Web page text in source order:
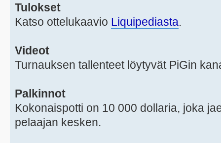
Tulokset
Katso ottelukaavio Liquipediasta.
Videot
Turnauksen tallenteet löytyvät PiGin
Palkinnot
Kokonaispotti on 10 000 dollaria, joka
pelaajan kesken.